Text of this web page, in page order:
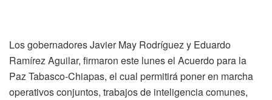
Los gobernadores Javier May Rodríguez y Eduardo
Ramírez Aguilar, firmaron este lunes el Acuerdo para la
Paz Tabasco-Chiapas, el cual permitirá poner en marcha
operativos conjuntos, trabajos de inteligencia comunes,